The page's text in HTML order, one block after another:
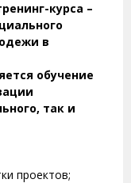
курса –
в
обучение
так и
проектов;